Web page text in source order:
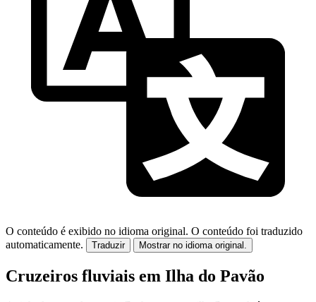
O conteúdo é exibido no idioma original. O conteúdo foi traduzido
automaticamente.
Traduzir Mostrar no idioma original.
Cruzeiros fluviais em Ilha do Pavão